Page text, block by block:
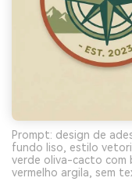
Prompt: design de
fundo liso, estilo
verde oliva-cacto com
vermelho argila, sem